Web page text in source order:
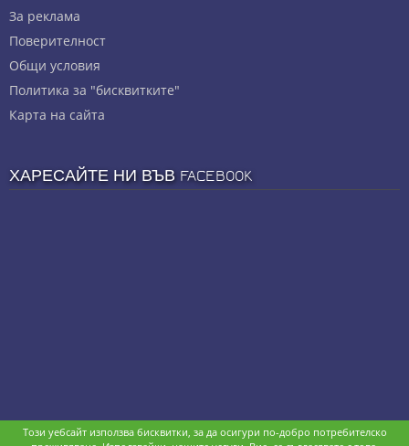
За реклама
Πoвepитeлнocт
Общи условия
Политика за "бисквитките"
Карта на сайта
ХАРЕСАЙТЕ НИ ВЪВ FACEBOOK
© stz24.com. Developed byBPage CMS.
Този уебсайт използва бисквитки, за да осигури по-добро потребителско